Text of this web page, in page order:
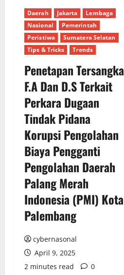
Daerah Jakarta
Lembaga
Nasional
Pemerintah
Peristiwa
Sumatera Selatan
Tips & Tricks
Trends
Penetapan Tersangka
F.A Dan D.S Terkait
Perkara Dugaan
Tindak Pidana
Korupsi Pengolahan
Biaya Pengganti
Pengolahan Daerah
Palang Merah
Indonesia (PMI) Kota
Palembang
cybernasonal
April 9, 2025
2 minutes read
0